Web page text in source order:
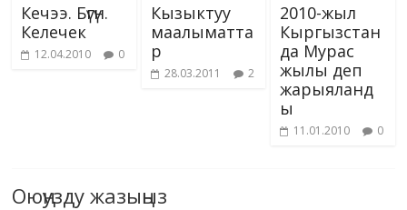
Кечээ. Бүгүн.
Келечек
12.04.2010 0
Кызыктуу
маалыматта
р
28.03.2011 2
2010-жыл
Кыргызстан
да Мурас
жылы деп
жарыяланд
ы
11.01.2010 0
Оюңузду жазыңыз